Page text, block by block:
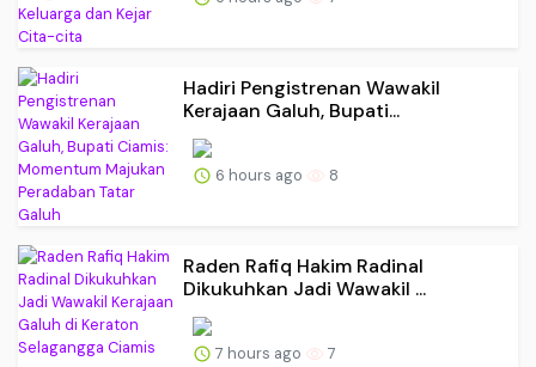
Hadiri Pengistrenan Wawakil
Kerajaan Galuh, Bupati...
6 hours ago 8
Raden Rafiq Hakim Radinal
Dikukuhkan Jadi Wawakil ...
7 hours ago 7